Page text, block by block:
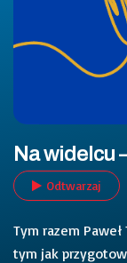
Na widelcu
Odtwarzaj
Tym razem
tym jak